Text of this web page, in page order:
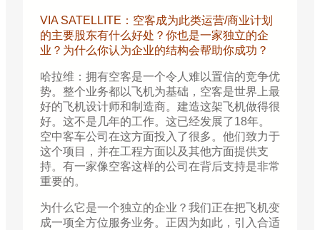
VIA SATELLITE：空客成为此类运营/商业计划
的主要股东有什么好处？你也是一家独立的企
业？为什么你认为企业的结构会帮助你成功？
哈拉维：拥有空客是一个令人难以置信的竞争优
势。整个业务都以飞机为基础，空客是世界上最
好的飞机设计师和制造商。建造这架飞机做得很
好。这不是几年的工作。这已经发展了18年。
空中客车公司在这方面投入了很多。他们致力于
这个项目，并在工程方面以及其他方面提供支
持。有一家像空客这样的公司在背后支持是非常
重要的。
为什么它是一个独立的企业？我们正在把飞机变
成一项全方位服务业务。正因为如此，引入合适